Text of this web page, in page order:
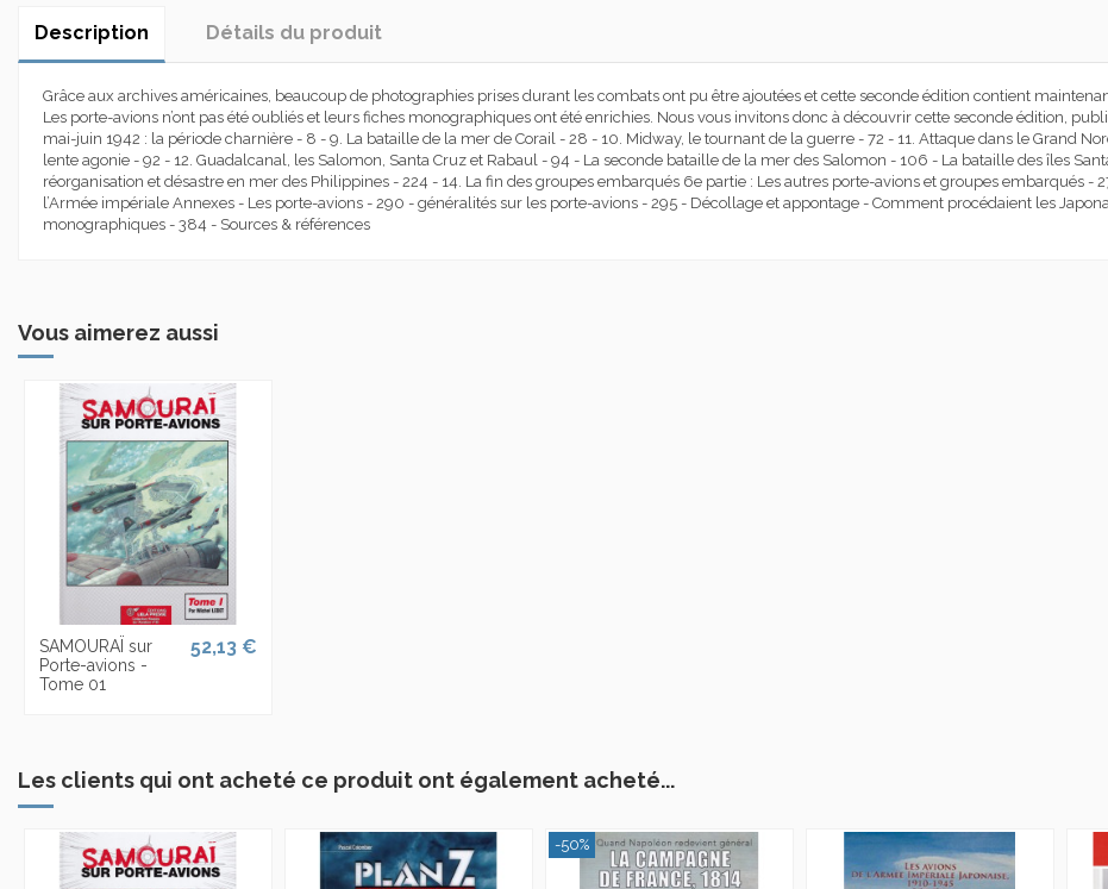
Description Détails du produit
Grâce aux archives américaines, beaucoup de photographies prises durant les combats ont pu être ajoutées et cette seconde édition contient
Les porte-avions n’ont pas été oubliés et leurs fiches monographiques ont été enrichies. Nous vous invitons donc à découvrir cette seconde édition,
mai-juin 1942 : la période charnière - 8 - 9. La bataille de la mer de Corail - 28 - 10. Midway, le tournant de la guerre - 72 - 11. Attaque dans le Grand
lente agonie - 92 - 12. Guadalcanal, les Salomon, Santa Cruz et Rabaul - 94 - La seconde bataille de la mer des Salomon - 106 - La bataille des îles
réorganisation et désastre en mer des Philippines - 224 - 14. La fin des groupes embarqués 6e partie : Les autres porte-avions et groupes embarqués -
l’Armée impériale Annexes - Les porte-avions - 290 - généralités sur les porte-avions - 295 - Décollage et appontage - Comment procédaient les
monographiques - 384 - Sources & références
Vous aimerez aussi
SAMOURAÏ sur
Porte-avions -
Tome 01
52,13 €
Les clients qui ont acheté ce produit ont également acheté...
-50%